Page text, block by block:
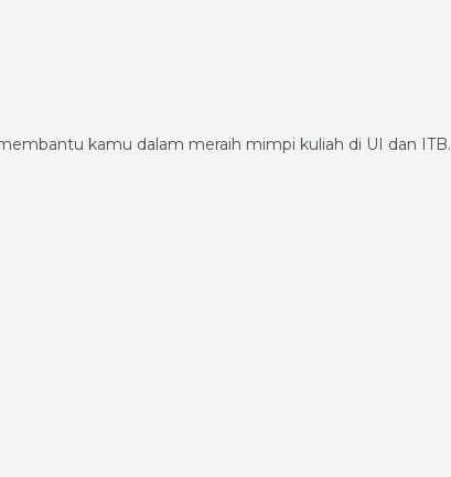
kamu dalam meraih mimpi kuliah di UI dan ITB.